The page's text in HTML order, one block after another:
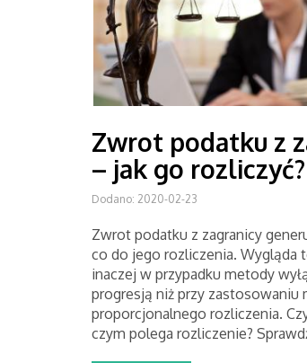
Zwrot podatku z
– jak go rozliczyć?
Dodano: 2020-02-23
Zwrot podatku z zagranicy
co do jego rozliczenia. Wygląda
inaczej w przypadku metody
progresją niż przy zastosowaniu
proporcjonalnego rozliczenia.
czym polega rozliczenie?